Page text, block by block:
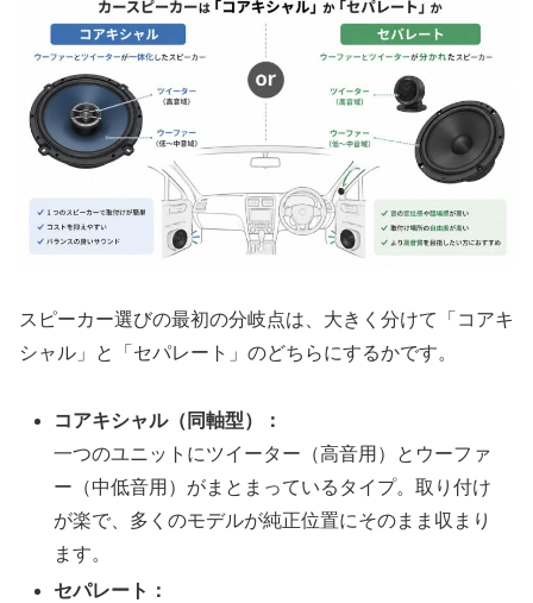
スピーカー選びの最初の分岐点は、大きく分けて「コアキ
シャル」と「セパレート」のどちらにするかです。
コアキシャル（同軸型）：
一つのユニットにツイーター（高音用）とウーファ
ー（中低音用）がまとまっているタイプ。取り付け
が楽で、多くのモデルが純正位置にそのまま収まり
ます。
セパレート：